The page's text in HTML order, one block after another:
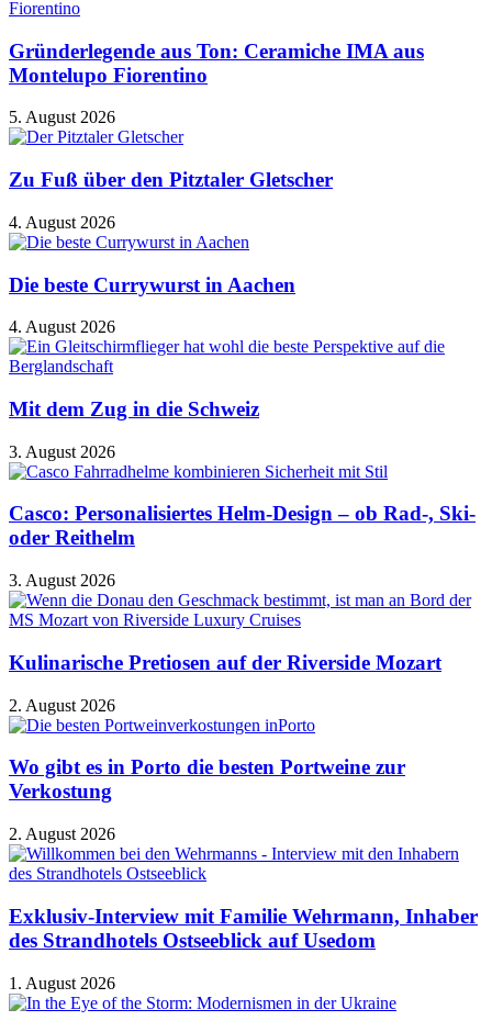
Gründerlegende aus Ton: Ceramiche IMA aus
Montelupo Fiorentino
5. August 2026
Zu Fuß über den Pitztaler Gletscher
4. August 2026
Die beste Currywurst in Aachen
4. August 2026
Mit dem Zug in die Schweiz
3. August 2026
Casco: Personalisiertes Helm-Design – ob Rad-, Ski-
oder Reithelm
3. August 2026
Kulinarische Pretiosen auf der Riverside Mozart
2. August 2026
Wo gibt es in Porto die besten Portweine zur
Verkostung
2. August 2026
Exklusiv-Interview mit Familie Wehrmann, Inhaber
des Strandhotels Ostseeblick auf Usedom
1. August 2026